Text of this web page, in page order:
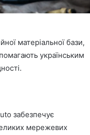
матеріальної бази,
українським
забезпечує
мережевих